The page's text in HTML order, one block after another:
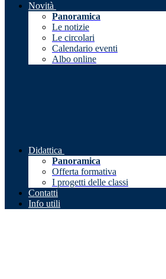
Novità
Panoramica
Le notizie
Le circolari
Calendario eventi
Albo online
Didattica
Panoramica
Offerta formativa
I progetti delle classi
Contatti
Info utili